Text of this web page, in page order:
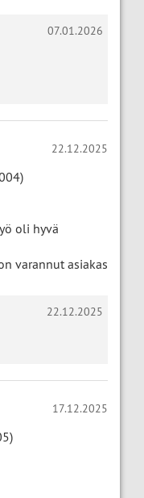
07.01.2026
22.12.2025
oli hyvä
varannut asiakas
22.12.2025
17.12.2025